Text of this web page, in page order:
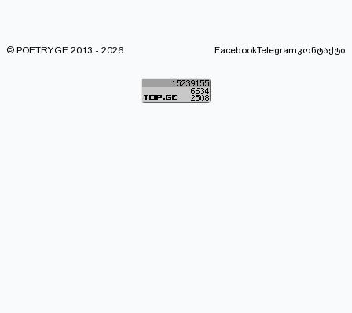
© POETRY.GE 2013 - 2026 FacebookTelegramკონტაქტი